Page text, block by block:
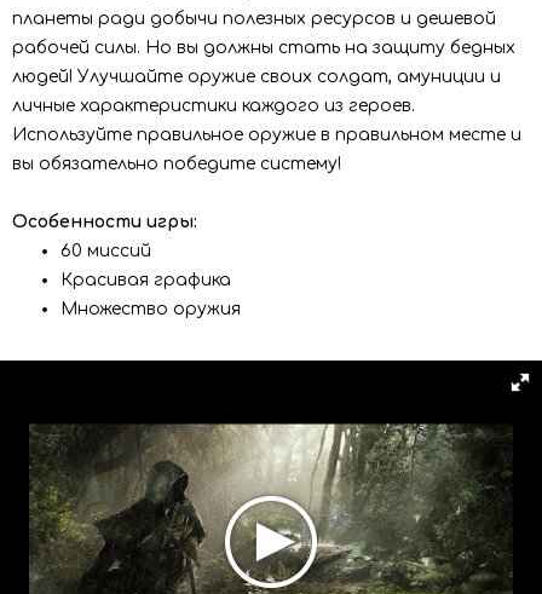
планеты ради добычи полезных ресурсов и дешевой
рабочей силы. Но вы должны стать на защиту бедных
людей! Улучшайте оружие своих солдат, амуниции и
личные характеристики каждого из героев.
Используйте правильное оружие в правильном месте и
вы обязательно победите систему!
Особенности игры:
60 миссий
Красивая графика
Множество оружия